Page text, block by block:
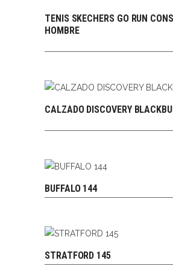
SELECCIONAR
TENIS SKECHERS GO RUN
HOMBRE
SELECCIONAR
CALZADO DISCOVERY
SELECCIONAR
BUFFALO 144
SELECCIONAR
STRATFORD 145